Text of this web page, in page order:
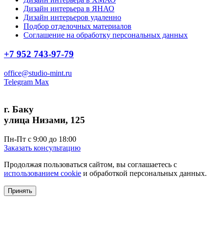
Дизайн интерьера в ЯНАО
Дизайн интерьеров удаленно
Подбор отделочных материалов
Соглашение на обработку персональных данных
+7 952 743-97-79
office@studio-mint.ru
Telegram Max
г. Баку
улица Низами, 125
Пн-Пт с 9:00 до 18:00
Заказать консультацию
Продолжая пользоваться сайтом, вы соглашаетесь с
использованием cookie и обработкой персональных данных.
Принять